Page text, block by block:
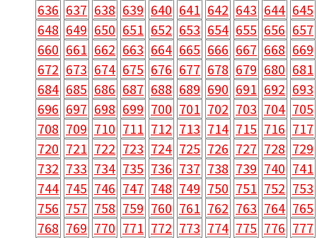
636 637 638 639 640 641 642 643 644 645
648 649 650 651 652 653 654 655 656 657
660 661 662 663 664 665 666 667 668 669
672 673 674 675 676 677 678 679 680 681
684 685 686 687 688 689 690 691 692 693
696 697 698 699 700 701 702 703 704 705
708 709 710 711 712 713 714 715 716 717
720 721 722 723 724 725 726 727 728 729
732 733 734 735 736 737 738 739 740 741
744 745 746 747 748 749 750 751 752 753
756 757 758 759 760 761 762 763 764 765
768 769 770 771 772 773 774 775 776 777